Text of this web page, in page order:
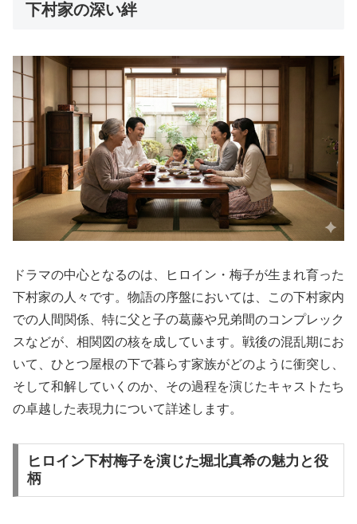
下村家の深い絆
ドラマの中心となるのは、ヒロイン・梅子が生まれ育った
下村家の人々です。物語の序盤においては、この下村家内
での人間関係、特に父と子の葛藤や兄弟間のコンプレック
スなどが、相関図の核を成しています。戦後の混乱期にお
いて、ひとつ屋根の下で暮らす家族がどのように衝突し、
そして和解していくのか、その過程を演じたキャストたち
の卓越した表現力について詳述します。
ヒロイン下村梅子を演じた堀北真希の魅力と役
柄